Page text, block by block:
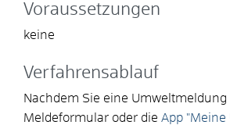
Voraussetzungen
keine
Verfahrensablauf
Nachdem Sie eine Umweltmeldung
Meldeformular oder die App "Meine